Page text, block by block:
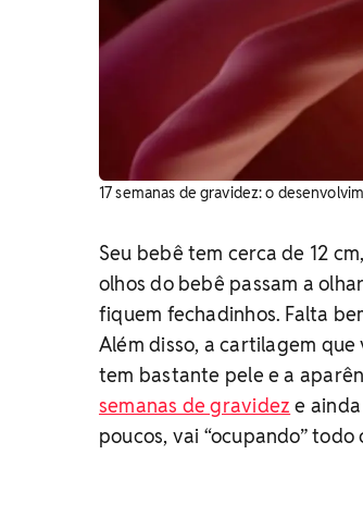
17 semanas de gravidez: o
Seu bebê tem cerca de 12
olhos do bebê passam a
fiquem fechadinhos. Falta
Além disso, a cartilagem
tem bastante pele e a
semanas de gravidez e
poucos, vai “ocupando” todo